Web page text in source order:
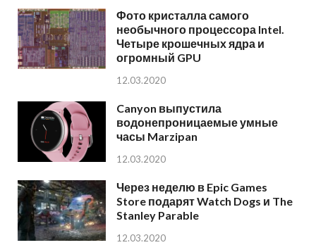
Фото кристалла самого
необычного процессора Intel.
Четыре крошечных ядра и
огромный GPU
12.03.2020
Canyon выпустила
водонепроницаемые умные
часы Marzipan
12.03.2020
Через неделю в Epic Games
Store подарят Watch Dogs и The
Stanley Parable
12.03.2020